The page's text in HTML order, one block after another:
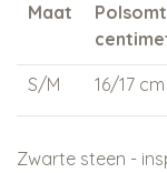
Maat
S/M 16/17
Zwarte steen -